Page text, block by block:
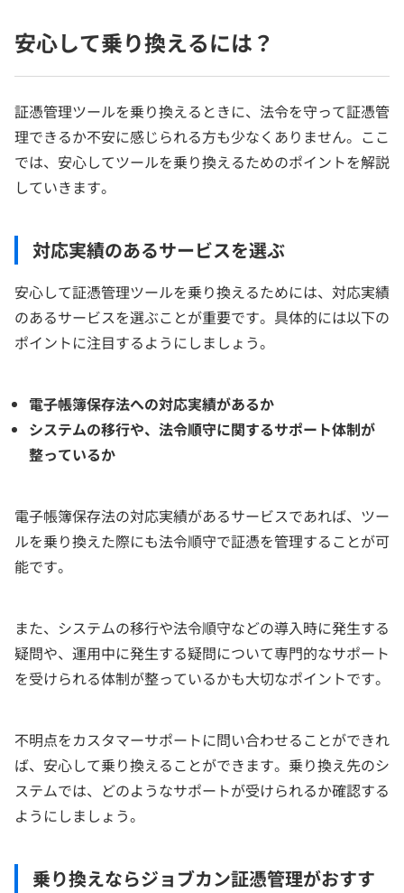
安心して乗り換えるには？
証憑管理ツールを乗り換えるときに、法令を守って証憑管
理できるか不安に感じられる方も少なくありません。ここ
では、安心してツールを乗り換えるためのポイントを解説
していきます。
対応実績のあるサービスを選ぶ
安心して証憑管理ツールを乗り換えるためには、対応実績
のあるサービスを選ぶことが重要です。具体的には以下の
ポイントに注目するようにしましょう。
電子帳簿保存法への対応実績があるか
システムの移行や、法令順守に関するサポート体制が
整っているか
電子帳簿保存法の対応実績があるサービスであれば、ツー
ルを乗り換えた際にも法令順守で証憑を管理することが可
能です。
また、システムの移行や法令順守などの導入時に発生する
疑問や、運用中に発生する疑問について専門的なサポート
を受けられる体制が整っているかも大切なポイントです。
不明点をカスタマーサポートに問い合わせることができれ
ば、安心して乗り換えることができます。乗り換え先のシ
ステムでは、どのようなサポートが受けられるか確認する
ようにしましょう。
乗り換えならジョブカン証憑管理がおすす